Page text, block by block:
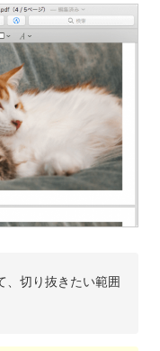
、切り抜きたい範囲